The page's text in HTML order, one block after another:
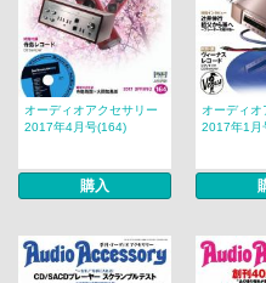
オーディオアクセサリー
2017年4月号(164)
購入
オーディオ
2017年1月